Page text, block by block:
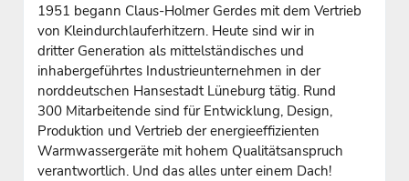
1951 begann Claus-Holmer Gerdes mit dem Vertrieb
von Kleindurchlauferhitzern. Heute sind wir in
dritter Generation als mittelständisches und
inhabergeführtes Industrieunternehmen in der
norddeutschen Hansestadt Lüneburg tätig. Rund
300 Mitarbeitende sind für Entwicklung, Design,
Produktion und Vertrieb der energieeffizienten
Warmwassergeräte mit hohem Qualitätsanspruch
verantwortlich. Und das alles unter einem Dach!